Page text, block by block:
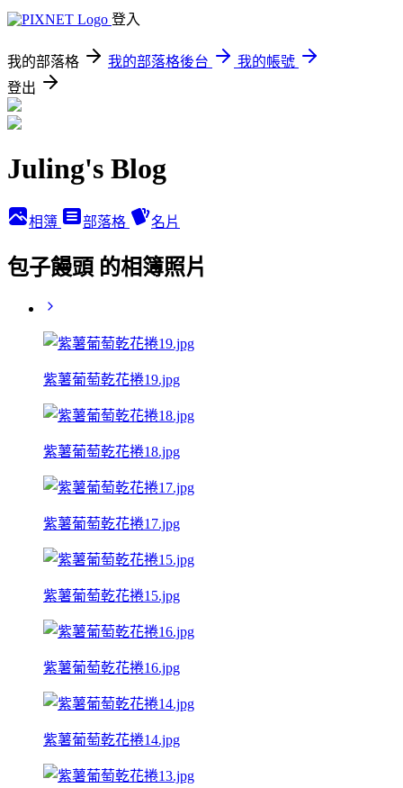
登入
我的部落格 我的部落格後台
我的帳號
登出
Juling's Blog
相簿 部落格 名片
包子饅頭 的相簿照片
紫薯葡萄乾花捲19.jpg
紫薯葡萄乾花捲18.jpg
紫薯葡萄乾花捲17.jpg
紫薯葡萄乾花捲15.jpg
紫薯葡萄乾花捲16.jpg
紫薯葡萄乾花捲14.jpg